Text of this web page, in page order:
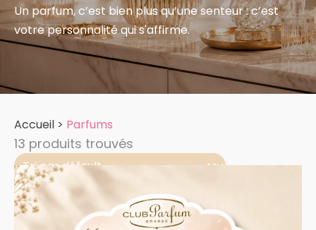
Un parfum, c’est bien plus qu’une senteur : c’est
votre personnalité qui s'affirme.
Accueil > Parfums
13 produits trouvés
Trier
Trier le contenu